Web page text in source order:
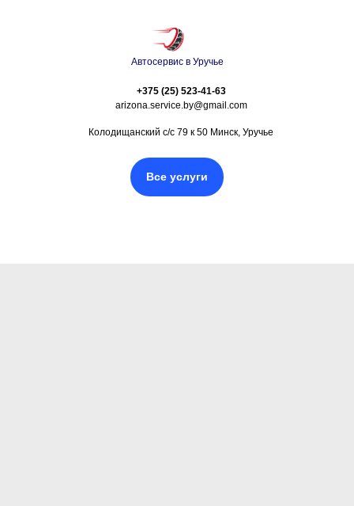
Автосервис в Уручье
+375 (25) 523-41-63
arizona.service.by@gmail.com
Колодищанский с/с 79 к 50 Минск, Уручье
Все услуги